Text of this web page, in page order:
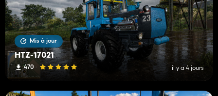
Mis à jour
HTZ-17021
470 il y a 4 jours